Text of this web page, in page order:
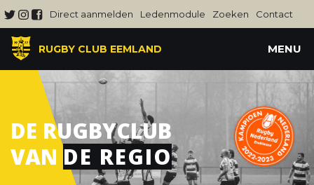
Direct aanmelden Ledenmodule Zoeken Contact
RUGBY CLUB EEMLAND MENU
DE RUGBYCLUB
VAN DE REGIO